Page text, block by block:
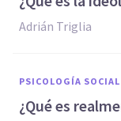
Adrián Triglia
PSICOLOGÍA
¿Qué es